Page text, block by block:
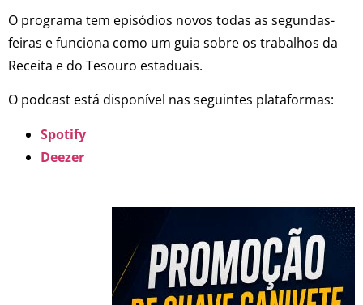
O programa tem episódios novos todas as segundas-
feiras e funciona como um guia sobre os trabalhos da
Receita e do Tesouro estaduais.
O podcast está disponível nas seguintes plataformas:
Spotify
Deezer